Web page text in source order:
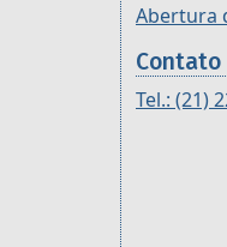
Abertura
Contato
Tel.: (21)